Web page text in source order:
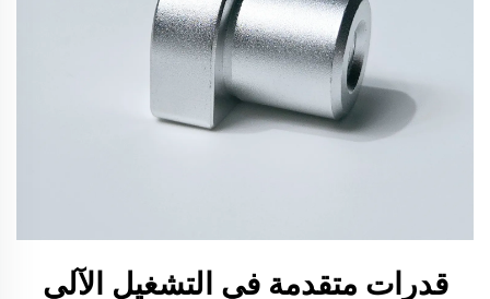
قدرات متقدمة في التشغيل الآلي